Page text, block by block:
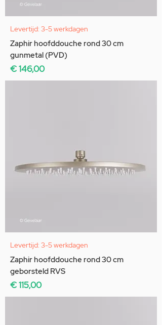
Levertijd: 3-5 werkdagen
Zaphir hoofddouche rond 30 cm
gunmetal (PVD)
Prijs
€ 146,00
Levertijd: 3-5 werkdagen
Zaphir hoofddouche rond 30 cm
geborsteld RVS
Prijs
€ 115,00